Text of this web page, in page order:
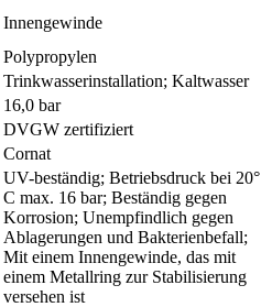
Innengewinde
Polypropylen
Trinkwasserinstallation; Kaltwasser
16,0 bar
DVGW zertifiziert
Cornat
UV-beständig; Betriebsdruck bei 20°
C max. 16 bar; Beständig gegen
Korrosion; Unempfindlich gegen
Ablagerungen und Bakterienbefall;
Mit einem Innengewinde, das mit
einem Metallring zur Stabilisierung
versehen ist